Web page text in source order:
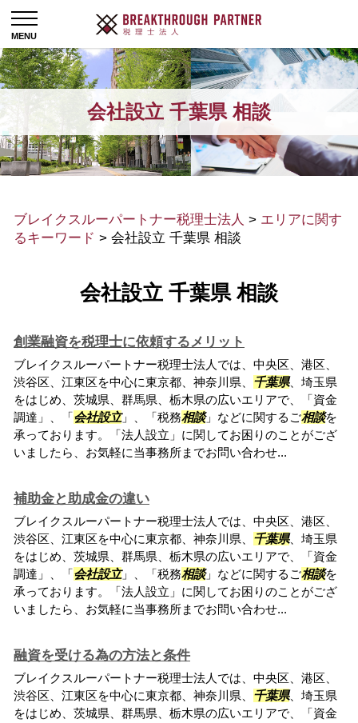
会社設立 千葉県 相談
ブレイクスルーパートナー税理士法人 > エリアに関す
るキーワード > 会社設立 千葉県 相談
会社設立 千葉県 相談
創業融資を税理士に依頼するメリット
ブレイクスルーパートナー税理士法人では、中央区、港区、
渋谷区、江東区を中心に東京都、神奈川県、 千葉県、埼玉県
をはじめ、茨城県、群馬県、栃木県の広いエリアで、「資金
調達」、「会社設立」、「税務相談」などに関するご相談を
承っております。「法人設立」に関してお困りのことがござ
いましたら、お気軽に当事務所までお問い合わせ...
補助金と助成金の違い
ブレイクスルーパートナー税理士法人では、中央区、港区、
渋谷区、江東区を中心に東京都、神奈川県、 千葉県、埼玉県
をはじめ、茨城県、群馬県、栃木県の広いエリアで、「資金
調達」、「会社設立」、「税務相談」などに関するご相談を
承っております。「法人設立」に関してお困りのことがござ
いましたら、お気軽に当事務所までお問い合わせ...
融資を受ける為の方法と条件
ブレイクスルーパートナー税理士法人では、中央区、港区、
渋谷区、江東区を中心に東京都、神奈川県、 千葉県、埼玉県
をはじめ、茨城県、群馬県、栃木県の広いエリアで、「資金